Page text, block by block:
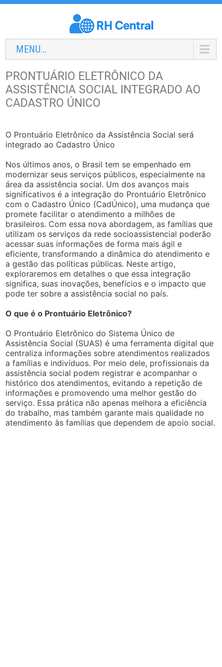
MENU...
PRONTUÁRIO ELETRÔNICO DA
ASSISTÊNCIA SOCIAL INTEGRADO AO
CADASTRO ÚNICO
O Prontuário Eletrônico da Assistência Social será
integrado ao Cadastro Único
Nos últimos anos, o Brasil tem se empenhado em
modernizar seus serviços públicos, especialmente na
área da assistência social. Um dos avanços mais
significativos é a integração do Prontuário Eletrônico
com o Cadastro Único (CadÚnico), uma mudança que
promete facilitar o atendimento a milhões de
brasileiros. Com essa nova abordagem, as famílias que
utilizam os serviços da rede socioassistencial poderão
acessar suas informações de forma mais ágil e
eficiente, transformando a dinâmica do atendimento e
a gestão das políticas públicas. Neste artigo,
exploraremos em detalhes o que essa integração
significa, suas inovações, benefícios e o impacto que
pode ter sobre a assistência social no país.
O que é o Prontuário Eletrônico?
O Prontuário Eletrônico do Sistema Único de
Assistência Social (SUAS) é uma ferramenta digital que
centraliza informações sobre atendimentos realizados
a famílias e indivíduos. Por meio dele, profissionais da
assistência social podem registrar e acompanhar o
histórico dos atendimentos, evitando a repetição de
informações e promovendo uma melhor gestão do
serviço. Essa prática não apenas melhora a eficiência
do trabalho, mas também garante mais qualidade no
atendimento às famílias que dependem de apoio social.